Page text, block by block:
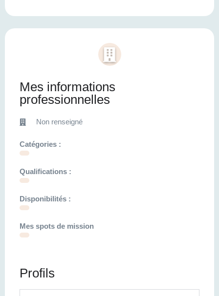
Mes informations
professionnelles
Non renseigné
Catégories :
Qualifications :
Disponibilités :
Mes spots de mission
Profils